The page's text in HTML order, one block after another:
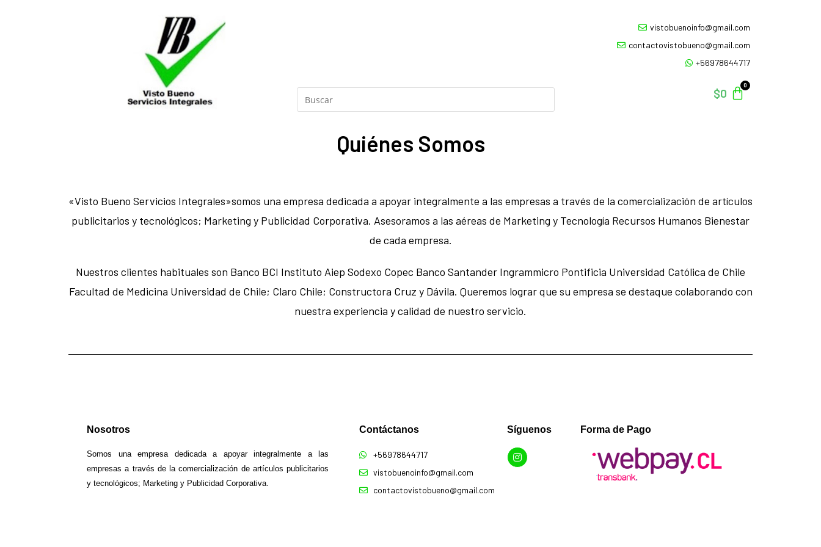
vistobuenoinfo@gmail.com
contactovistobueno@gmail.com
+56978644717
$0
Quiénes Somos
«Visto Bueno Servicios Integrales»somos una empresa dedicada a apoyar integralmente a las empresas a través de la comercialización de artículos
publicitarios y tecnológicos; Marketing y Publicidad Corporativa. Asesoramos a las aéreas de Marketing y Tecnología Recursos Humanos Bienestar
de cada empresa.
Nuestros clientes habituales son Banco BCI Instituto Aiep Sodexo Copec Banco Santander Ingrammicro Pontificia Universidad Católica de Chile
Facultad de Medicina Universidad de Chile; Claro Chile; Constructora Cruz y Dávila. Queremos lograr que su empresa se destaque colaborando con
nuestra experiencia y calidad de nuestro servicio.
Nosotros
Somos una empresa dedicada a apoyar integralmente a las
empresas a través de la comercialización de artículos publicitarios
y tecnológicos; Marketing y Publicidad Corporativa.
Contáctanos​
+56978644717
vistobuenoinfo@gmail.com
contactovistobueno@gmail.com
Síguenos Forma de Pago